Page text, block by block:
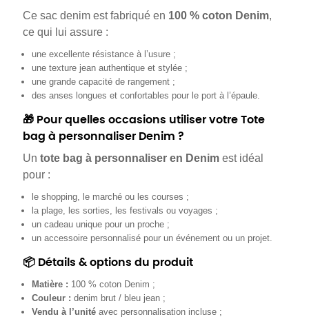
Ce sac denim est fabriqué en 100 % coton Denim,
ce qui lui assure :
une excellente résistance à l’usure ;
une texture jean authentique et stylée ;
une grande capacité de rangement ;
des anses longues et confortables pour le port à l’épaule.
🎁 Pour quelles occasions utiliser votre Tote
bag à personnaliser Denim ?
Untote bag à personnaliser en Denim est idéal
pour :
le shopping, le marché ou les courses ;
la plage, les sorties, les festivals ou voyages ;
un cadeau unique pour un proche ;
un accessoire personnalisé pour un événement ou un projet.
📦 Détails & options du produit
Matière : 100 % coton Denim ;
Couleur : denim brut / bleu jean ;
Vendu à l’unité avec personnalisation incluse ;